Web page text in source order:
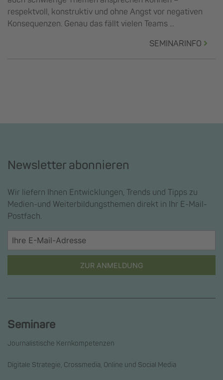
respektvoll, konstruktiv und ohne Angst vor negativen
Konsequenzen. Genau das fällt vielen Teams ...
SEMINARINFO
Newsletter abonnieren
Wir liefern Ihnen Entwicklungen, Trends und Tipps zu
Medien-und Weiterbildungsthemen direkt in Ihr E-Mail-
Postfach.
ZUR ANMELDUNG
Seminare
Journalistische Kernkompetenzen
Digitale Strategie, Crossmedia, Online und Social Media